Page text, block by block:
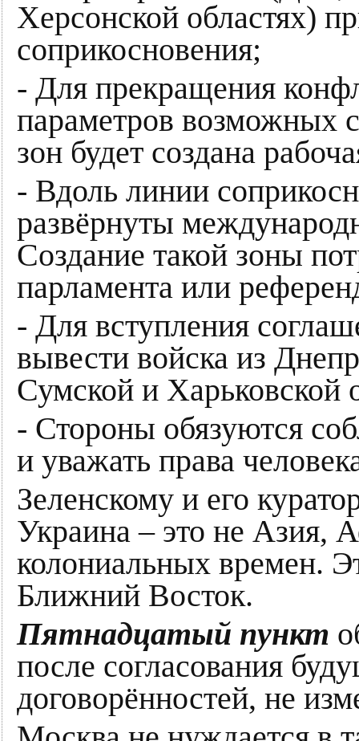
Херсонской областях)
соприкосновения;
- Для прекращения
параметров возможных
зон будет создана
- Вдоль линии
развёрнуты
Создание такой зоны
парламента или
- Для вступления
вывести войска из
Сумской и Харьковской
- Стороны обязуются
и уважать права
Зеленскому и его
Украина – это не Азия,
колониальных времен.
Ближний Восток.
Пятнадцатый пункт
после согласования
договорённостей, не